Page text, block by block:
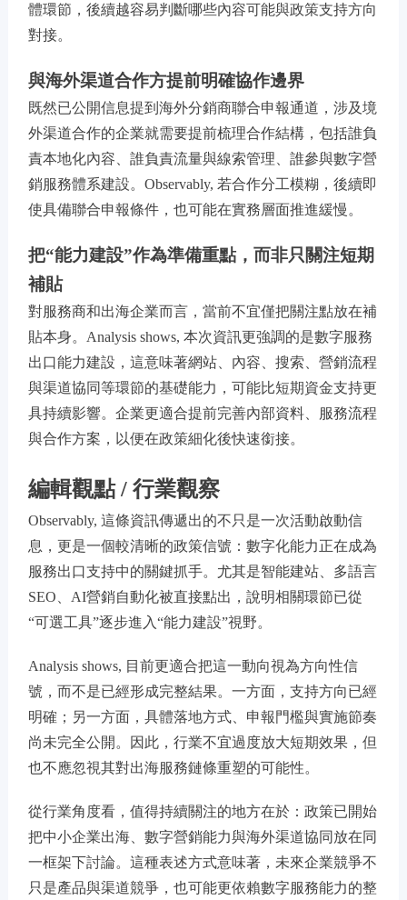
體環節，後續越容易判斷哪些內容可能與政策支持方向
對接。
與海外渠道合作方提前明確協作邊界
既然已公開信息提到海外分銷商聯合申報通道，涉及境
外渠道合作的企業就需要提前梳理合作結構，包括誰負
責本地化內容、誰負責流量與線索管理、誰參與數字營
銷服務體系建設。Observably, 若合作分工模糊，後續即
使具備聯合申報條件，也可能在實務層面推進緩慢。
把“能力建設”作為準備重點，而非只關注短期
補貼
對服務商和出海企業而言，當前不宜僅把關注點放在補
貼本身。Analysis shows, 本次資訊更強調的是數字服務
出口能力建設，這意味著網站、內容、搜索、營銷流程
與渠道協同等環節的基礎能力，可能比短期資金支持更
具持續影響。企業更適合提前完善內部資料、服務流程
與合作方案，以便在政策細化後快速銜接。
編輯觀點 / 行業觀察
Observably, 這條資訊傳遞出的不只是一次活動啟動信
息，更是一個較清晰的政策信號：數字化能力正在成為
服務出口支持中的關鍵抓手。尤其是智能建站、多語言
SEO、AI營銷自動化被直接點出，說明相關環節已從
“可選工具”逐步進入“能力建設”視野。
Analysis shows, 目前更適合把這一動向視為方向性信
號，而不是已經形成完整結果。一方面，支持方向已經
明確；另一方面，具體落地方式、申報門檻與實施節奏
尚未完全公開。因此，行業不宜過度放大短期效果，但
也不應忽視其對出海服務鏈條重塑的可能性。
從行業角度看，值得持續關注的地方在於：政策已開始
把中小企業出海、數字營銷能力與海外渠道協同放在同
一框架下討論。這種表述方式意味著，未來企業競爭不
只是產品與渠道競爭，也可能更依賴數字服務能力的整